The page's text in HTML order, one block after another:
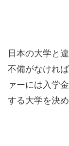
日本の大学と
不備がなけれ
ァーには入学
する大学を決め